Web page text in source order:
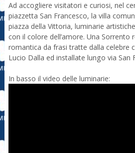
Ad accogliere visitatori e curiosi, nel
piazzetta San Francesco, la villa
piazza della Vittoria, luminarie
con il colore dell’amore. Una Sorrento
romantica da frasi tratte dalla celebre
Lucio Dalla ed installate lungo via San
In basso il video delle luminarie: